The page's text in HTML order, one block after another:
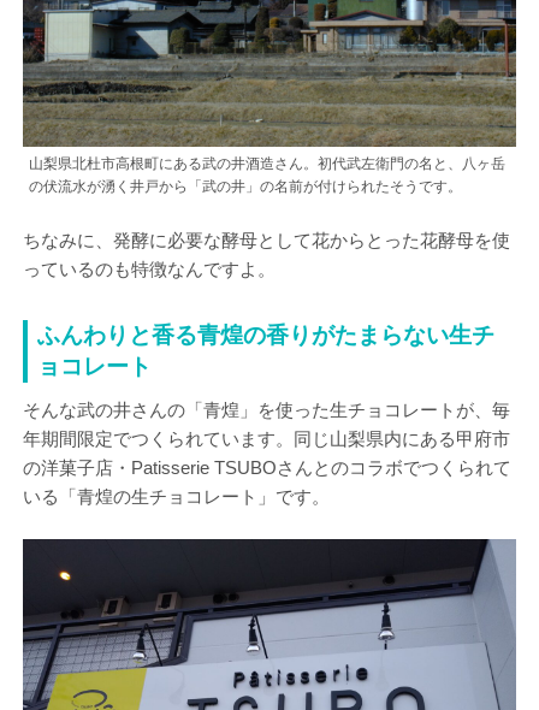
山梨県北杜市高根町にある武の井酒造さん。初代武左衛門の名と、八ヶ岳
の伏流水が湧く井戸から「武の井」の名前が付けられたそうです。
ちなみに、発酵に必要な酵母として花からとった花酵母を使
っているのも特徴なんですよ。
ふんわりと香る青煌の香りがたまらない生チ
ョコレート
そんな武の井さんの「青煌」を使った生チョコレートが、毎
年期間限定でつくられています。同じ山梨県内にある甲府市
の洋菓子店・Patisserie TSUBOさんとのコラボでつくられて
いる「青煌の生チョコレート」です。